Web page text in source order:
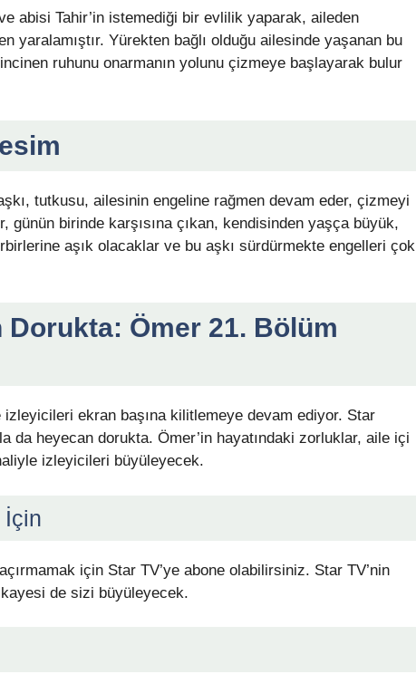
abisi Tahir’in istemediği bir evlilik yaparak, aileden
yaralamıştır. Yürekten bağlı olduğu ailesinde yaşanan bu
ruhunu onarmanın yolunu çizmeye başlayarak bulur
tutkusu, ailesinin engeline rağmen devam eder, çizmeyi
günün birinde karşısına çıkan, kendisinden yaşça büyük,
aşık olacaklar ve bu aşkı sürdürmekte engelleri çok
Dorukta: Ömer 21. Bölüm
ekran başına kilitlemeye devam ediyor. Star
da heyecan dorukta. Ömer’in hayatındaki zorluklar, aile içi
izleyicileri büyüleyecek.
İçin
için Star TV’ye abone olabilirsiniz. Star TV’nin
de sizi büyüleyecek.